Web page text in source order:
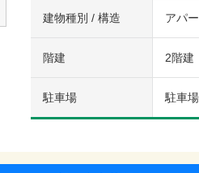
建物種別 / 構造 アパ
階建 2階建
駐車場 駐車